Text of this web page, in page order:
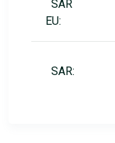
SAR
EU:
SAR: